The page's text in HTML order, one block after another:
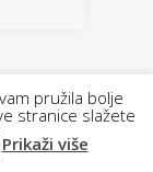
bypružila bolje
stranice slažete
Prikaži više